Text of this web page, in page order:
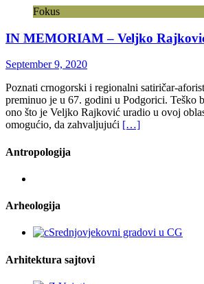
Fokus
IN MEMORIAM – Veljko
September 9, 2020
Poznati crnogorski i regionalni satiričar-
preminuo je u 67. godini u Podgorici. Teško
ono što je Veljko Rajković uradio u ovoj
omogućio, da zahvaljujući […]
Antropologija
Arheologija
Arhitektura sajtovi